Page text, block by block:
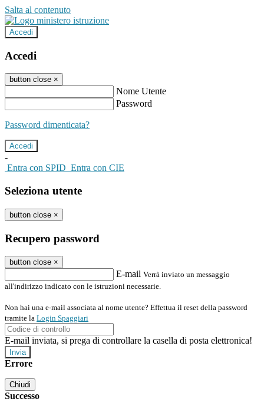
Salta al contenuto
Accedi
Accedi
button close ×
Nome Utente
Password
Password dimenticata?
-
Entra con SPID Entra con CIE
Seleziona utente
button close ×
Recupero password
button close ×
E-mail Verrà inviato un messaggio
all'indirizzo indicato con le istruzioni necessarie.
Non hai una e-mail associata al nome utente? Effettua il reset della password
tramite la Login Spaggiari
E-mail inviata, si prega di controllare la casella di posta elettronica!
Errore
Chiudi
Successo